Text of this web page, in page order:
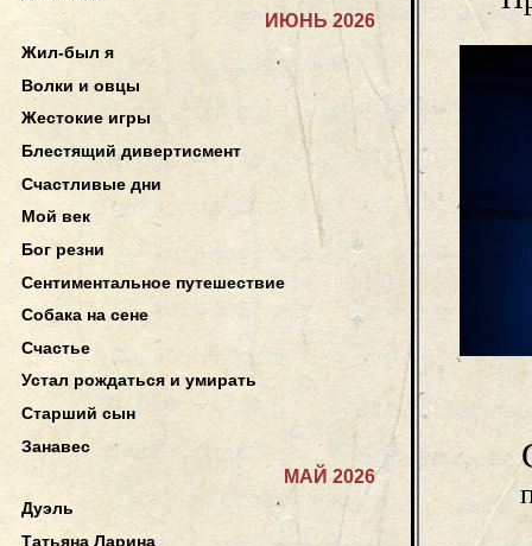
ИЮНЬ 2026
Жил-был я
Волки и овцы
Жестокие игры
Блестящий дивертисмент
Счастливые дни
Мой век
Бог резни
Сентиментальное путешествие
Собака на сене
Счастье
Устал рождаться и умирать
Старший сын
Занавес
МАЙ 2026
Дуэль
Татьяна Ларина